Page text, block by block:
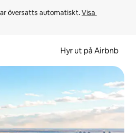
översatts automatiskt. Visa
Hyr ut på Airbnb